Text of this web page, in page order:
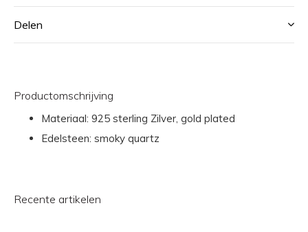
Delen
Productomschrijving
Materiaal: 925 sterling Zilver, gold plated
Edelsteen: smoky quartz
Recente artikelen